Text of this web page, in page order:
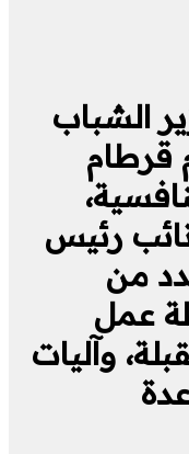
الشباب
قرطام
نائب رئيس
من
عمل
وآليات